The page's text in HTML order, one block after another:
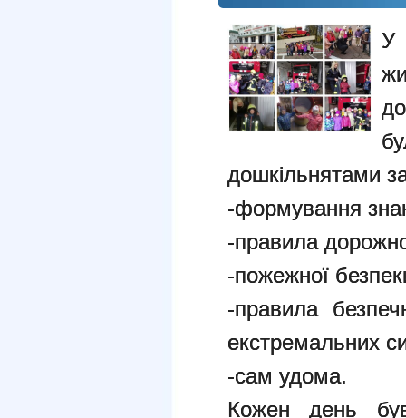
У
дошкільнятами
-формування
-правила
-пожежної
-правила
екстремальних
-сам удома.
Кожен день